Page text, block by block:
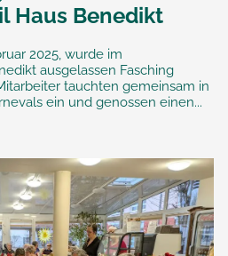
Haus Benedikt
2025, wurde im
ausgelassen Fasching
tauchten gemeinsam in
ein und genossen einen...